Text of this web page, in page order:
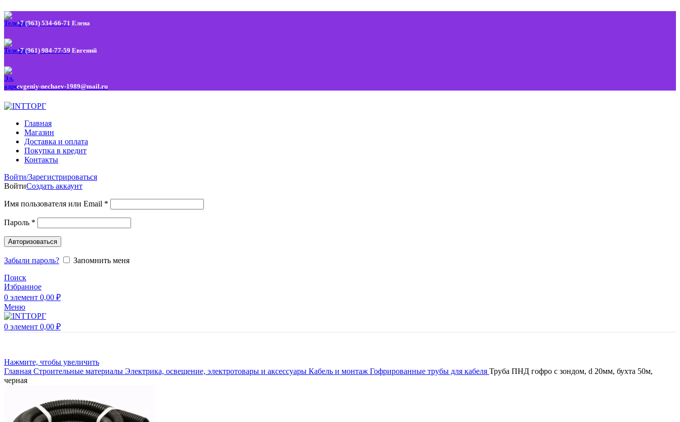
+7 (963) 534-66-71 Елена
+7 (961) 984-77-59 Евгений
evgeniy-nechaev-1989@mail.ru
Главная
Магазин
Доставка и оплата
Покупка в кредит
Контакты
Войти/Зарегистрироваться
ВойтиСоздать аккаунт
Имя пользователя или Email *
Пароль *
Авторизоваться
Забыли пароль?
Запомнить меня
Поиск
Избранное
0 элемент 0,00 ₽
Меню
0 элемент 0,00 ₽
Нажмите, чтобы увеличить
Главная Строительные материалы Электрика, освещение, электротовары и аксессуары Кабель и монтаж Гофрированные трубы для кабеля Труба ПНД гофро с зондом, d 20мм, бухта 50м,
черная